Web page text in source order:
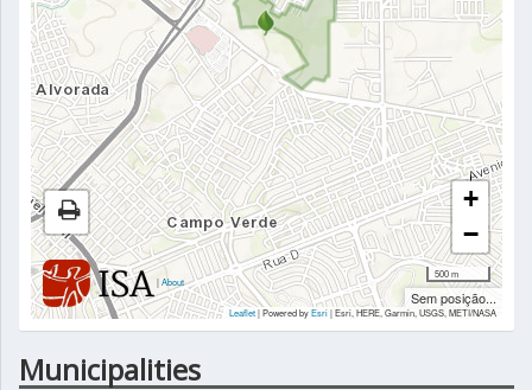
|About
+
−
500 m
Sem posição...
Leaflet| Powered byEsri|Esri, HERE, Garmin, USGS, METI/NASA
Municipalities